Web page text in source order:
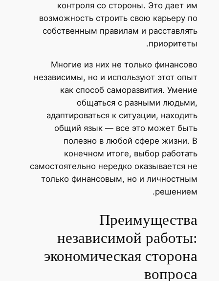
контроля со стороны. Это дает
возможность строить свою карьеру
собственным правилам и
Многие из них не только
независимы, но и используют этот
как способ саморазвития.
общаться с разными
адаптироваться к ситуации,
общий язык — все это может
полезно в любой сфере жизни.
конечном итоге, выбор
самостоятельно нередко оказывается
только финансовым, но и
независимой
экономическая